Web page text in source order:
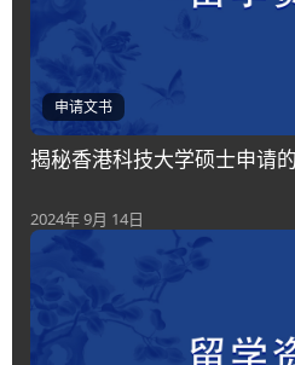
申请文书
揭秘香港科技大学硕士申请
2024年 9月 14日